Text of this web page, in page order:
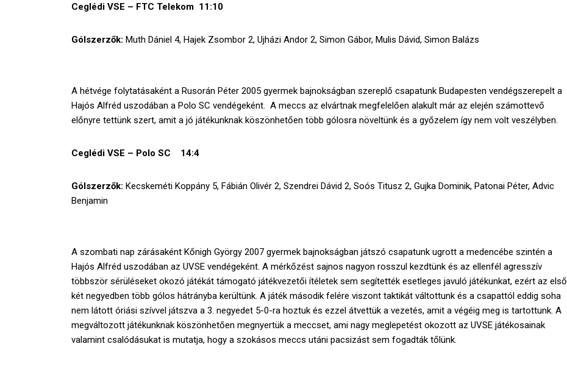
Ceglédi VSE – FTC Telekom 11:10
Gólszerzők: Muth Dániel 4, Hajek Zsombor 2, Ujházi Andor 2, Simon Gábor, Mulis Dávid, Simon Balázs
A hétvége folytatásaként a Rusorán Péter 2005 gyermek bajnokságban szereplő csapatunk Budapesten vendégszerepelt a
Hajós Alfréd uszodában a Polo SC vendégeként. A meccs az elvártnak megfelelően alakult már az elején számottevő
előnyre tettünk szert, amit a jó játékunknak köszönhetően több gólosra növeltünk és a győzelem így nem volt veszélyben.
Ceglédi VSE – Polo SC 14:4
Gólszerzők: Kecskeméti Koppány 5, Fábián Olivér 2, Szendrei Dávid 2, Soós Titusz 2, Gujka Dominik, Patonai Péter, Advic
Benjamin
A szombati nap zárásaként Kőnigh György 2007 gyermek bajnokságban játszó csapatunk ugrott a medencébe szintén a
Hajós Alfréd uszodában az UVSE vendégeként. A mérkőzést sajnos nagyon rosszul kezdtünk és az ellenfél agresszív
többször sérüléseket okozó játékát támogató játékvezetői ítéletek sem segítették esetleges javuló játékunkat, ezért az első
két negyedben több gólos hátrányba kerültünk. A játék második felére viszont taktikát váltottunk és a csapattól eddig soha
nem látott óriási szívvel játszva a 3. negyedet 5-0-ra hoztuk és ezzel átvettük a vezetés, amit a végéig meg is tartottunk. A
megváltozott játékunknak köszönhetően megnyertük a meccset, ami nagy meglepetést okozott az UVSE játékosainak
valamint csalódásukat is mutatja, hogy a szokásos meccs utáni pacsizást sem fogadták tőlünk.